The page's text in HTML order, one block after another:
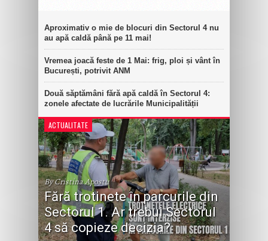
Aproximativ o mie de blocuri din Sectorul 4 nu
au apă caldă până pe 11 mai!
Vremea joacă feste de 1 Mai: frig, ploi și vânt în
București, potrivit ANM
Două săptămâni fără apă caldă în Sectorul 4:
zonele afectate de lucrările Municipalității
ACTUALITATE
By Cristina Apostu
Fără trotinete în parcurile din
Sectorul 1. Ar trebui Sectorul
4 să copieze decizia?